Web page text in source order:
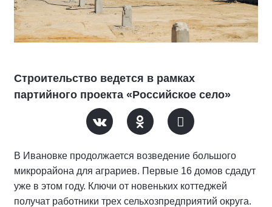
Строительство ведется в рамках
партийного проекта «Российское село»
В Ивановке продолжается возведение большого
микрорайона для аграриев. Первые 16 домов сдадут
уже в этом году. Ключи от новеньких коттеджей
получат работники трех сельхозпредприятий округа.